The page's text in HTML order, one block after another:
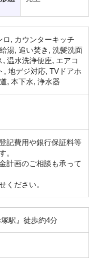
ロ, カウンターキッチ
湯, 追い焚き, 洗髪洗面
温水洗浄便座, エアコ
, 地デジ対応, TVドアホ
, 本下水, 浄水器
記費用や銀行保証料等
。
計画のご相談も承って
ください。
駅』徒歩約4分